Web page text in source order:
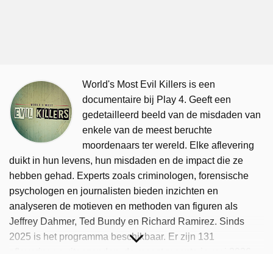
World's Most Evil Killers is een
documentaire bij Play 4. Geeft een
gedetailleerd beeld van de misdaden van
enkele van de meest beruchte
moordenaars ter wereld. Elke aflevering
duikt in hun levens, hun misdaden en de impact die ze
hebben gehad. Experts zoals criminologen, forensische
psychologen en journalisten bieden inzichten en
analyseren de motieven en methoden van figuren als
Jeffrey Dahmer, Ted Bundy en Richard Ramirez. Sinds
2025 is het programma beschikbaar. Er zijn 131